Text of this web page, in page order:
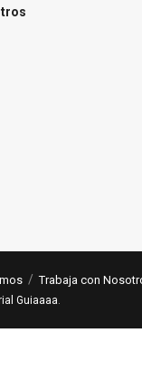
Trabaja con
Guiaaaa